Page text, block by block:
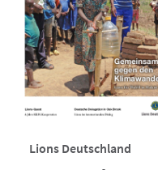
Lions Deutschland